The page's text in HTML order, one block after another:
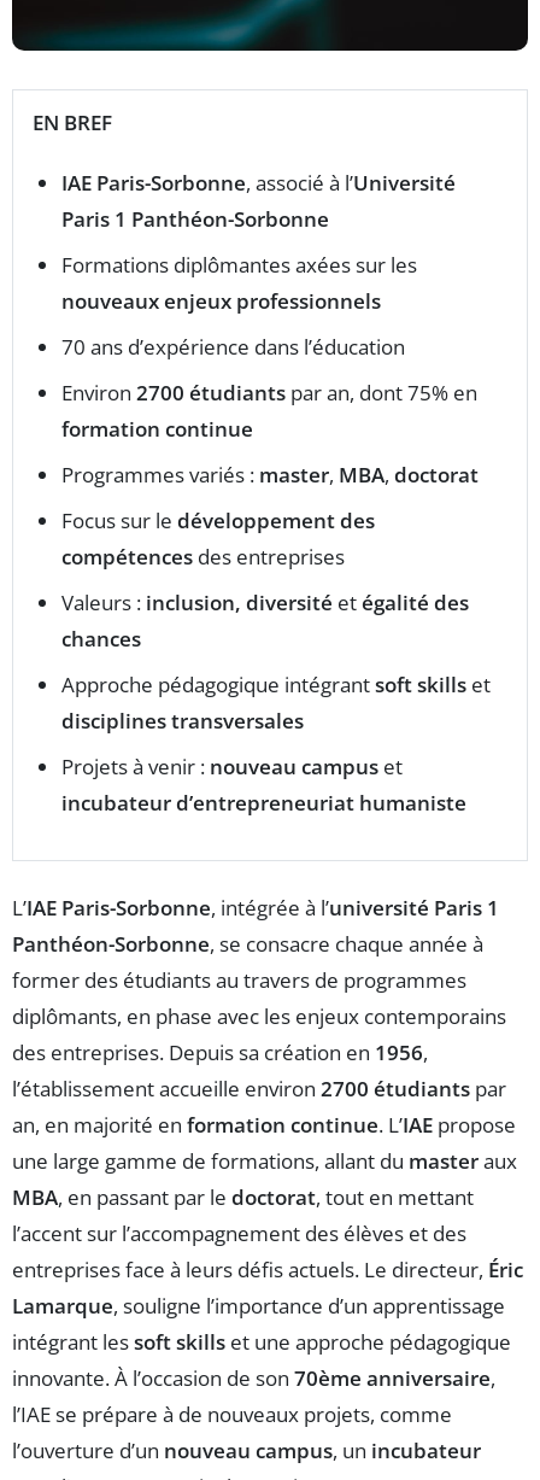
EN BREF
IAE Paris-Sorbonne, associé à l’Université
Paris 1 Panthéon-Sorbonne
Formations diplômantes axées sur les
nouveaux enjeux professionnels
70 ans d’expérience dans l’éducation
Environ 2700 étudiants par an, dont 75% en
formation continue
Programmes variés : master, MBA, doctorat
Focus sur le développement des
compétences des entreprises
Valeurs : inclusion, diversité etégalité des
chances
Approche pédagogique intégrantsoft skills et
disciplines transversales
Projets à venir : nouveau campus et
incubateur d’entrepreneuriat humaniste
L’IAE Paris-Sorbonne, intégrée à l’université Paris 1
Panthéon-Sorbonne, se consacre chaque année à
former des étudiants au travers de programmes
diplômants, en phase avec les enjeux contemporains
des entreprises. Depuis sa création en 1956,
l’établissement accueille environ 2700 étudiants par
an, en majorité en formation continue. L’IAE propose
une large gamme de formations, allant du masteraux
MBA, en passant par le doctorat, tout en mettant
l’accent sur l’accompagnement des élèves et des
entreprises face à leurs défis actuels. Le directeur, Éric
Lamarque, souligne l’importance d’un apprentissage
intégrant lessoft skills et une approche pédagogique
innovante. À l’occasion de son 70ème anniversaire,
l’IAE se prépare à de nouveaux projets, comme
l’ouverture d’un nouveau campus, un incubateur